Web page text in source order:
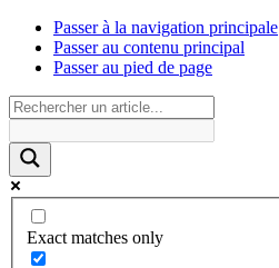
Passer à la navigation principale
Passer au contenu principal
Passer au pied de page
Exact matches only